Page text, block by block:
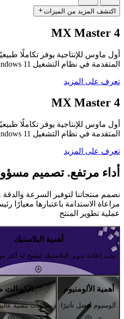
اكتشف المزيد من الميزات
MX Master 4
أول ماوس للإنتاجية يوفر تكاملًا
المتقدمة في نظام التشغيل ‎Windows 11‏
تعرف على المزيد
MX Master 4
أول ماوس للإنتاجية يوفر تكاملًا
المتقدمة في نظام التشغيل ‎Windows 11‏
تعرف على المزيد
أداء مرتفع. تصميم
نصمم منتجاتنا لتوفير السرعة والدقة
مراعاة الاستدامة باعتبارها
عملية تطوير المنتج
أهمية البلاستيك
يجب إعادة تدوير البلاستيك ليصبح له
أهمية الألومنيوم
ألومنيوم أفضل تأثيرًا
الكوبالت
بطاريات بتقنية